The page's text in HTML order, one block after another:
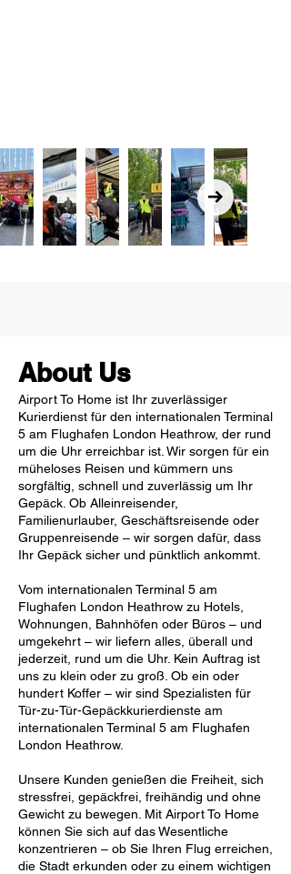
About Us
Airport To Home ist Ihr zuverlässiger
Kurierdienst für den internationalen Terminal
5 am Flughafen London Heathrow, der rund
um die Uhr erreichbar ist. Wir sorgen für ein
müheloses Reisen und kümmern uns
sorgfältig, schnell und zuverlässig um Ihr
Gepäck. Ob Alleinreisender,
Familienurlauber, Geschäftsreisende oder
Gruppenreisende – wir sorgen dafür, dass
Ihr Gepäck sicher und pünktlich ankommt.
Vom internationalen Terminal 5 am
Flughafen London Heathrow zu Hotels,
Wohnungen, Bahnhöfen oder Büros – und
umgekehrt – wir liefern alles, überall und
jederzeit, rund um die Uhr. Kein Auftrag ist
uns zu klein oder zu groß. Ob ein oder
hundert Koffer – wir sind Spezialisten für
Tür-zu-Tür-Gepäckkurierdienste am
internationalen Terminal 5 am Flughafen
London Heathrow.
Unsere Kunden genießen die Freiheit, sich
stressfrei, gepäckfrei, freihändig und ohne
Gewicht zu bewegen. Mit Airport To Home
können Sie sich auf das Wesentliche
konzentrieren – ob Sie Ihren Flug erreichen,
die Stadt erkunden oder zu einem wichtigen